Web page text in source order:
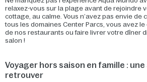
relaxez-vous sur la plage avant de rejoindre
cottage, au calme. Vous n’avez pas envie de
tous les domaines Center Parcs, vous avez le
de nos restaurants ou faire livrer votre dîner
salon !
Voyager hors saison en famille :
retrouver